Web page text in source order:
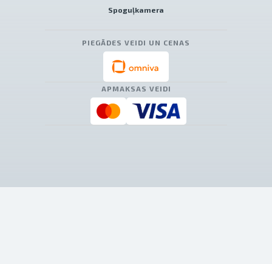
Spoguļkamera
PIEGĀDES VEIDI UN CENAS
APMAKSAS VEIDI